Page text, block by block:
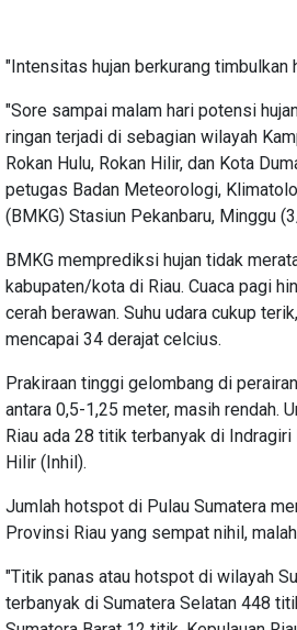
"Intensitas hujan berkurang timbulkan
"Sore sampai malam hari potensi
ringan terjadi di sebagian wilayah
Rokan Hulu, Rokan Hilir, dan Kota
petugas Badan Meteorologi,
(BMKG) Stasiun Pekanbaru, Minggu
BMKG memprediksi hujan tidak
kabupaten/kota di Riau. Cuaca pagi
cerah berawan. Suhu udara cukup
mencapai 34 derajat celcius.
Prakiraan tinggi gelombang di
antara 0,5-1,25 meter, masih rendah.
Riau ada 28 titik terbanyak di
Hilir (Inhil).
Jumlah hotspot di Pulau Sumatera
Provinsi Riau yang sempat nihil,
"Titik panas atau hotspot di wilayah
terbanyak di Sumatera Selatan 448